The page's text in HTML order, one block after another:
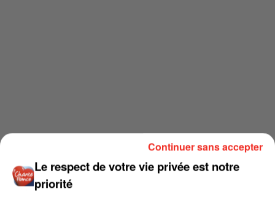
Le respect de votre vie privée est notre
priorité
Continuer sans accepter